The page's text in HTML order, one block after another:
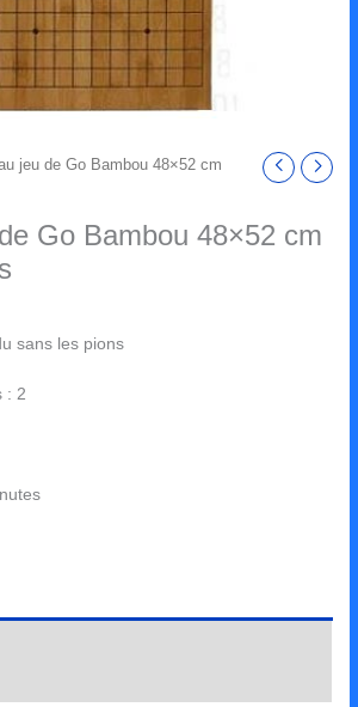
jeu de Go Bambou 48×52 cm
Go Bambou 48×52 cm
sans les pions
: 2